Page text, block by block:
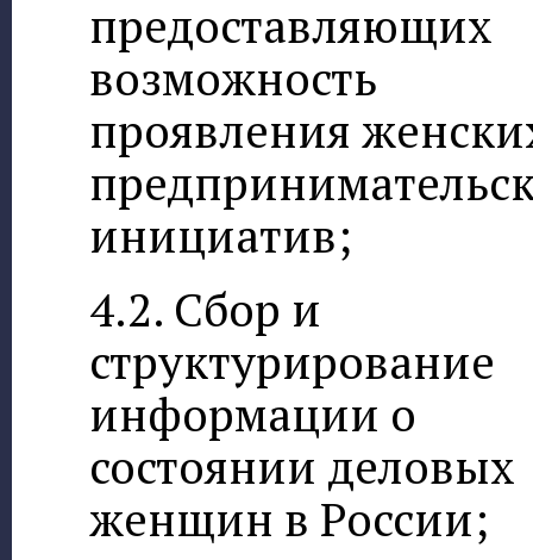
предоставляющих
возможность
проявления
инициатив;
4.2. Сбор и
структурирование
информации о
состоянии деловых
женщин в России;